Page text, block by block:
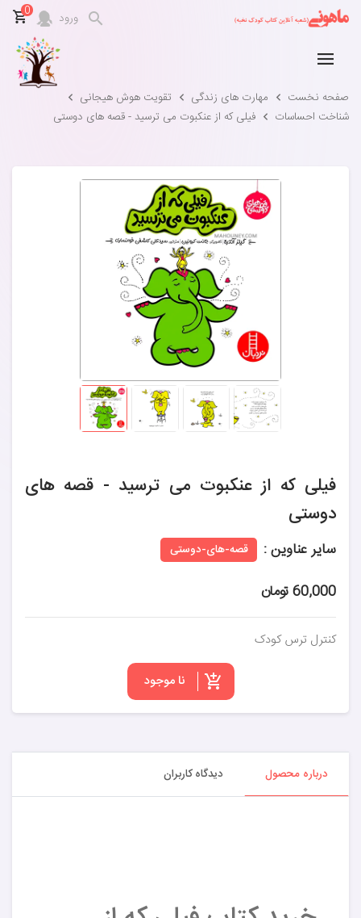
ورود 0
صفحه نخست مهارت های زندگی
تقویت هوش هیجانی
شناخت احساسات
فیلی که از عنکبوت می ترسید - قصه های دوستی
فیلی که از عنکبوت می ترسید - قصه های
دوستی
سایر عناوین : قصه-های-دوستی
60,000 تومان
کنترل ترس کودک
نا موجود
درباره محصول دیدگاه کاربران